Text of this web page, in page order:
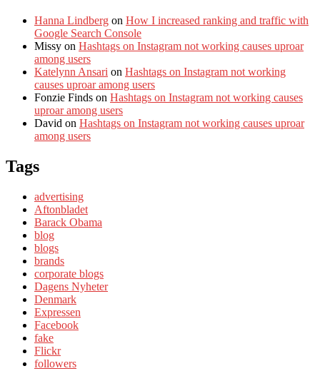
Hanna Lindberg on How I increased ranking and traffic with
Google Search Console
Missy on Hashtags on Instagram not working causes uproar
among users
Katelynn Ansari on Hashtags on Instagram not working
causes uproar among users
Fonzie Finds on Hashtags on Instagram not working causes
uproar among users
David on Hashtags on Instagram not working causes uproar
among users
Tags
advertising
Aftonbladet
Barack Obama
blog
blogs
brands
corporate blogs
Dagens Nyheter
Denmark
Expressen
Facebook
fake
Flickr
followers